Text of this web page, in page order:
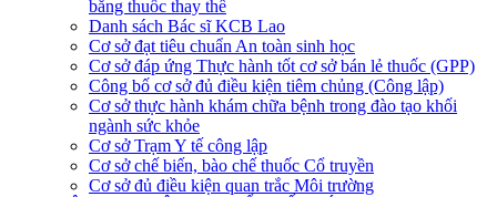
bằng thuốc thay thế
Danh sách Bác sĩ KCB Lao
Cơ sở đạt tiêu chuẩn An toàn sinh học
Cơ sở đáp ứng Thực hành tốt cơ sở bán lẻ thuốc (GPP)
Công bố cơ sở đủ điều kiện tiêm chủng (Công lập)
Cơ sở thực hành khám chữa bệnh trong đào tạo khối
ngành sức khỏe
Cơ sở Trạm Y tế công lập
Cơ sở chế biến, bào chế thuốc Cổ truyền
Cơ sở đủ điều kiện quan trắc Môi trường